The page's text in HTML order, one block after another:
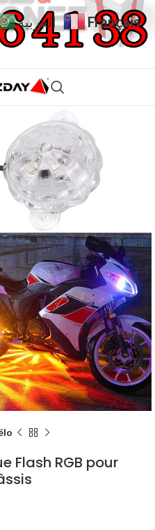
Flash RGB pour
العربية Français